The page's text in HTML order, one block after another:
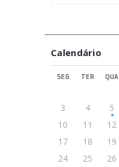
Calendário
SEG TER QUA
3
4 5
10
11 12
17
18 19
24
25 26